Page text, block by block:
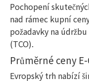
Pochopení
nad rámec kupní
požadavky na
(TCO).
Průměrné ceny
Evropský trh nabízí